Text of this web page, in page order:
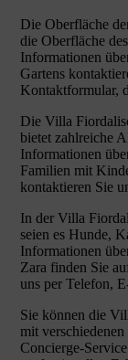
Die Oberfläche
die Oberfläche
Informationen
Gartens
Kontaktformular,
Die Villa
bietet zahlreiche
Informationen
Familien mit
kontaktieren Sie
In der Villa
seien es Hunde,
Informationen
Zara finden Sie
uns per Telefon,
Sie können die
mit
Concierge-